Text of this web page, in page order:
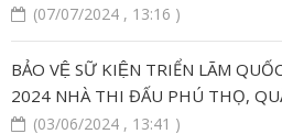
(07/07/2024 , 13:16 )
BẢO VỆ SỮ KIỆN TRIỂN LÃM
2024 NHÀ THI ĐẤU PHÚ THỌ,
(03/06/2024 , 13:41 )